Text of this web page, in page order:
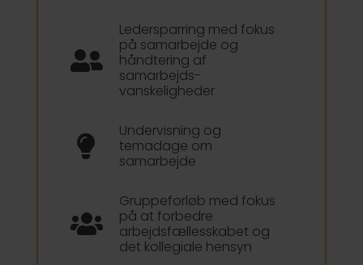

Ledersparring med fokus
på samarbejde og
håndtering af
samarbejds-
vanskeligheder

Undervisning og
temadage om
samarbejde

Gruppeforløb med fokus
på at forbedre
arbejdsfællesskabet og
det kollegiale hensyn